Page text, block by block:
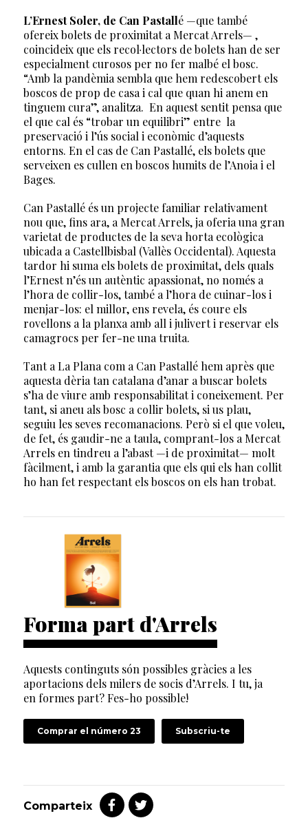
L’Ernest Soler, de Can Pastallé —que també
ofereix bolets de proximitat a Mercat Arrels— ,
coincideix que els recol·lectors de bolets han de ser
especialment curosos per no fer malbé el bosc.
“Amb la pandèmia sembla que hem redescobert els
boscos de prop de casa i cal que quan hi anem en
tinguem cura”, analitza. En aquest sentit pensa que
el que cal és “trobar un equilibri” entre la
preservació i l’ús social i econòmic d’aquests
entorns. En el cas de Can Pastallé, els bolets que
serveixen es cullen en boscos humits de l’Anoia i el
Bages.
Can Pastallé és un projecte familiar relativament
nou que, fins ara, a Mercat Arrels, ja oferia una gran
varietat de productes de la seva horta ecològica
ubicada a Castellbisbal (Vallès Occidental). Aquesta
tardor hi suma els bolets de proximitat, dels quals
l’Ernest n’és un autèntic apassionat, no només a
l’hora de collir-los, també a l’hora de cuinar-los i
menjar-los: el millor, ens revela, és coure els
rovellons a la planxa amb all i julivert i reservar els
camagrocs per fer-ne una truita.
Tant a La Plana com a Can Pastallé hem après que
aquesta dèria tan catalana d’anar a buscar bolets
s’ha de viure amb responsabilitat i coneixement. Per
tant, si aneu als bosc a collir bolets, si us plau,
seguiu les seves recomanacions. Però si el que voleu,
de fet, és gaudir-ne a taula, comprant-los a Mercat
Arrels en tindreu a l’abast —i de proximitat— molt
fàcilment, i amb la garantia que els qui els han collit
ho han fet respectant els boscos on els han trobat.
Forma part d'Arrels
Aquests continguts són possibles gràcies a les
aportacions dels milers de socis d’Arrels. I tu, ja
en formes part? Fes-ho possible!
Comprar el número 23 Subscriu-te
Comparteix